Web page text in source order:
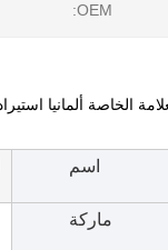
OEM:
اسم
ماركة